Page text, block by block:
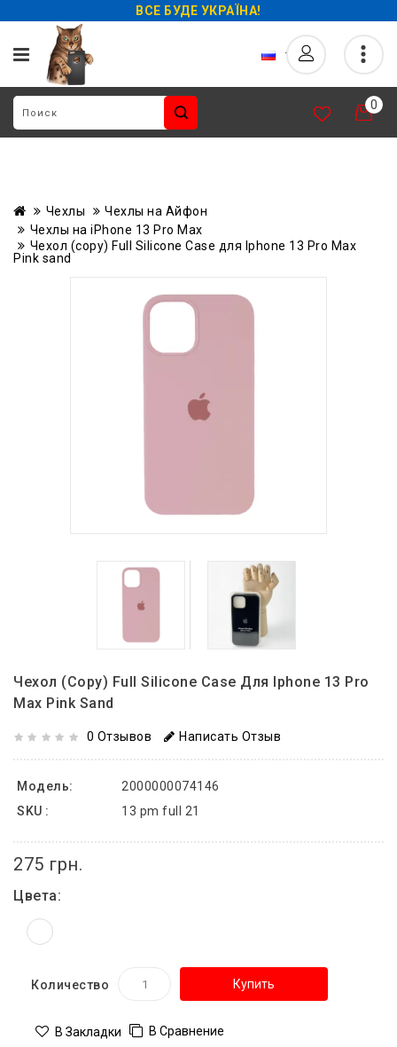
ВСЕ БУДЕ УКРАЇНА!
0
Чехлы
Чехлы на Айфон
Чехлы на iPhone 13 Pro Max
Чехол (copy) Full Silicone Case для Iphone 13 Pro Max
Pink sand
Чехол (copy) Full Silicone Case Для Iphone 13 Pro
Max Pink Sand
0 Отзывов Написать Отзыв
Модель:
2000000074146
SKU :
13 pm full 21
275 грн.
Цвета:
Количество Купить
В Закладки В Сравнение